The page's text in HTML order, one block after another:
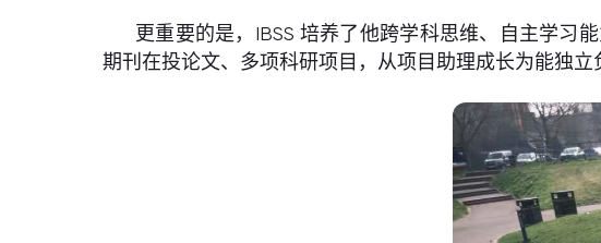
更重要的是，IBSS 培养了他跨学科思维、自主学习
期刊在投论文、多项科研项目，从项目助理成长为能独